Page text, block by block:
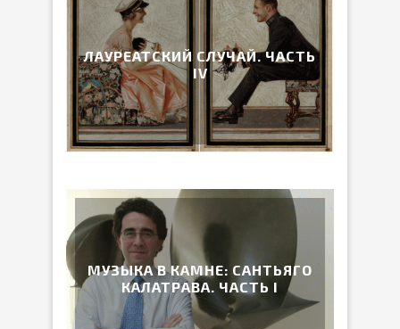
ЛАУРЕАТСКИЙ СЛУЧАЙ. ЧАСТЬ
IV
МУЗЫКА В КАМНЕ: САНТЬЯГО
КАЛАТРАВА. ЧАСТЬ I